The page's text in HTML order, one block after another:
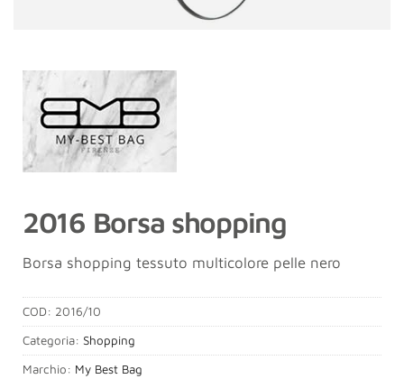
2016 Borsa shopping
Borsa shopping tessuto multicolore pelle nero
COD: 2016/10
Categoria: Shopping
Marchio: My Best Bag